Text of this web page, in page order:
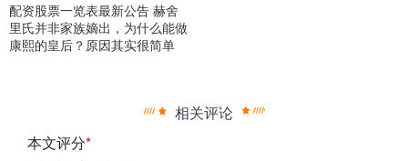
配资股票一览表最新公告 赫舍
里氏并非家族嫡出，为什么能做
康熙的皇后？原因其实很简单
相关评论
本文评分*